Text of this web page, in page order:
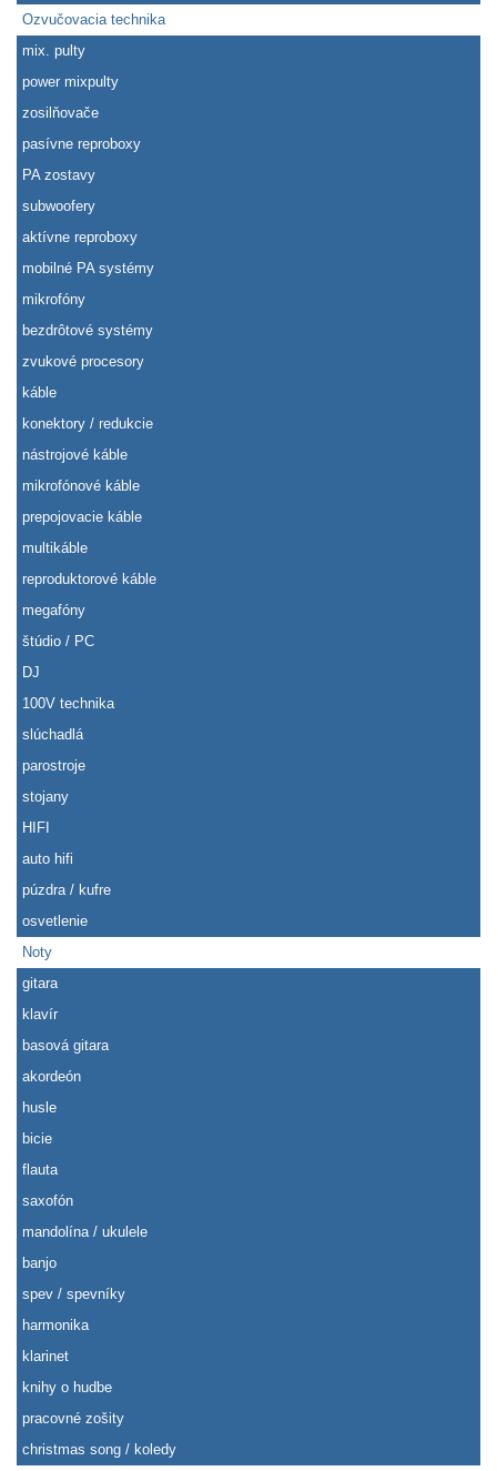
Ozvučovacia technika
mix. pulty
power mixpulty
zosilňovače
pasívne reproboxy
PA zostavy
subwoofery
aktívne reproboxy
mobilné PA systémy
mikrofóny
bezdrôtové systémy
zvukové procesory
káble
konektory / redukcie
nástrojové káble
mikrofónové káble
prepojovacie káble
multikáble
reproduktorové káble
megafóny
štúdio / PC
DJ
100V technika
slúchadlá
parostroje
stojany
HIFI
auto hifi
púzdra / kufre
osvetlenie
Noty
gitara
klavír
basová gitara
akordeón
husle
bicie
flauta
saxofón
mandolína / ukulele
banjo
spev / spevníky
harmonika
klarinet
knihy o hudbe
pracovné zošity
christmas song / koledy